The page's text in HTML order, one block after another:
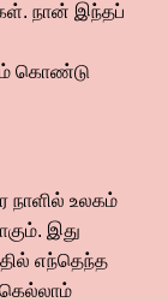
நான் இந்தப்
கொண்டு
நாளில் உலகம்
இது
எந்தெந்த